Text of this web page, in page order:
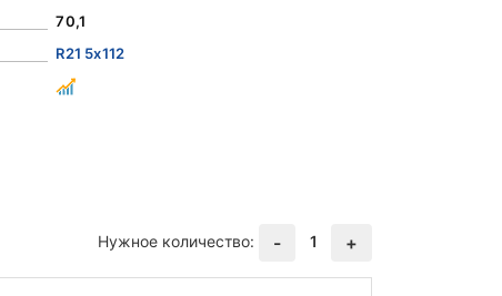
70,1
R21 5x112
Нужное количество: - 1 +